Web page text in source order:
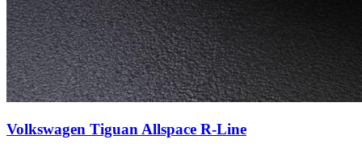
Volkswagen Tiguan Allspace R-Line